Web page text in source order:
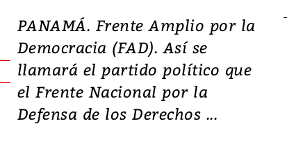
PANAMÁ. Frente Amplio por la
Democracia (FAD). Así se
llamará el partido político que
el Frente Nacional por la
Defensa de los Derechos ...
Isidro Carbonell,
director de la Lotería:
‘Vamos a ser más
transparentes, tengan fe